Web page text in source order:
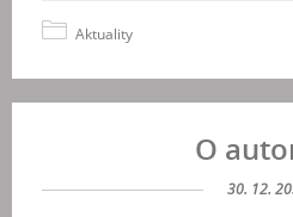
Aktuality
O
30. 12.